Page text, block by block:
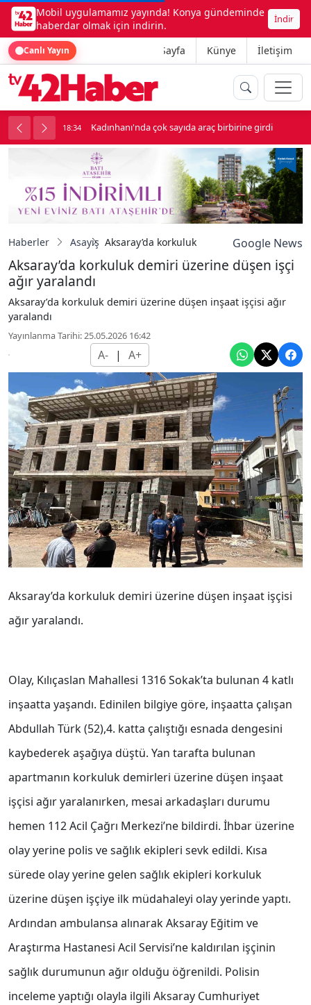
Mobil uygulamamız yayında! Konya gündeminde
haberdar olmak için indirin.
İndir
Canlı Yayın Ana Sayfa Künye İletişim
girdi 18:34 Beşikçioğlu Konya'ya Sevk Edildi
Haberler Asayiş Aksaray’da korkuluk demiri üzerine düşen
Google News
Aksaray’da korkuluk demiri üzerine düşen işçi
ağır yaralandı
Aksaray’da korkuluk demiri üzerine düşen inşaat işçisi ağır
yaralandı
Yayınlanma Tarihi: 25.05.2026 16:42
A- | A+
Aksaray’da korkuluk demiri üzerine düşen inşaat işçisi
ağır yaralandı.
Olay, Kılıçaslan Mahallesi 1316 Sokak’ta bulunan 4 katlı
inşaatta yaşandı. Edinilen bilgiye göre, inşaatta çalışan
Abdullah Türk (52),4. katta çalıştığı esnada dengesini
kaybederek aşağıya düştü. Yan tarafta bulunan
apartmanın korkuluk demirleri üzerine düşen inşaat
işçisi ağır yaralanırken, mesai arkadaşları durumu
hemen 112 Acil Çağrı Merkezi’ne bildirdi. İhbar üzerine
olay yerine polis ve sağlık ekipleri sevk edildi. Kısa
sürede olay yerine gelen sağlık ekipleri korkuluk
üzerine düşen işçiye ilk müdahaleyi olay yerinde yaptı.
Ardından ambulansa alınarak Aksaray Eğitim ve
Araştırma Hastanesi Acil Servisi’ne kaldırılan işçinin
sağlık durumunun ağır olduğu öğrenildi. Polisin
inceleme yaptığı olayla ilgili Aksaray Cumhuriyet